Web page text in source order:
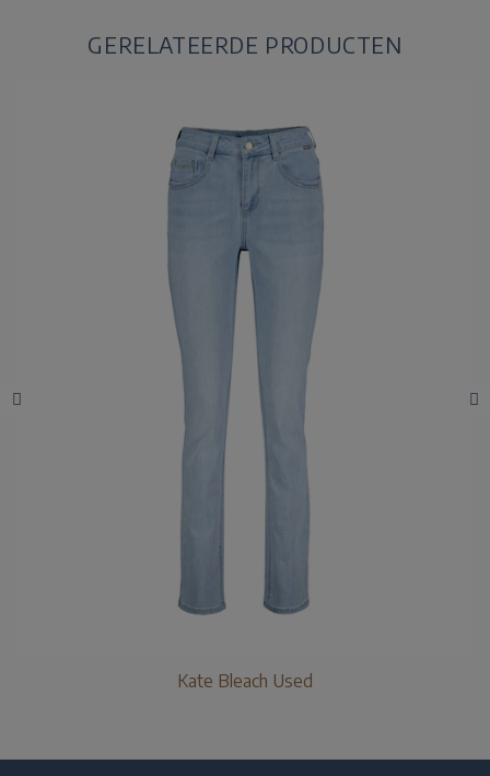
GERELATEERDE PRODUCTEN
Kate Bleach Used